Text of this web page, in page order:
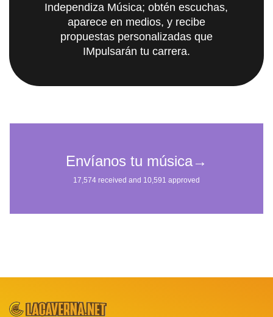
Independiza Música; obtén escuchas,
aparece en medios, y recibe
propuestas personalizadas que
IMpulsarán tu carrera.